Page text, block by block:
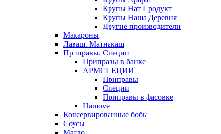
Крупы Нат Продукт
Крупы Наша Деревня
Другие производители
Макароны
Лаваш. Матнакаш
Приправы. Специи
Приправы в банке
АРМСПЕЦИИ
Приправы
Специи
Приправы в фасовке
Hamove
Консервированные бобы
Соусы
Масло